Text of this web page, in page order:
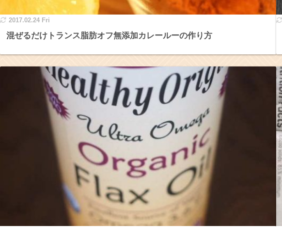
2017.02.24 Fri
混ぜるだけトランス脂肪オフ無添加カレールーの作り方